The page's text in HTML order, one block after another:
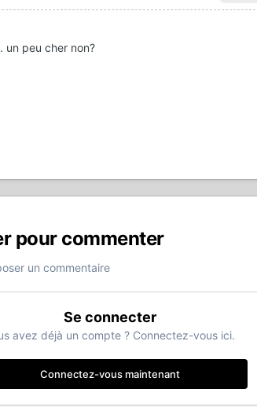
un peu cher non?
pour commenter
un commentaire
Se connecter
avez déjà un compte ? Connectez-vous ici.
Connectez-vous maintenant